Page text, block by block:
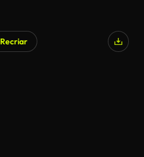
Recriar